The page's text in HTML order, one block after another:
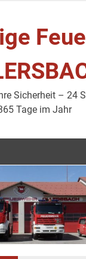
Sicherheit – 24
Tage im Jahr